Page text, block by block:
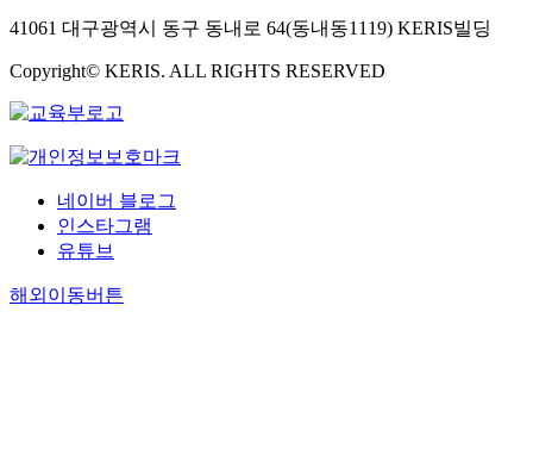
41061 대구광역시 동구 동내로 64(동내동1119) KERIS빌딩
Copyright© KERIS. ALL RIGHTS RESERVED
네이버 블로그
인스타그램
유튜브
해외이동버튼